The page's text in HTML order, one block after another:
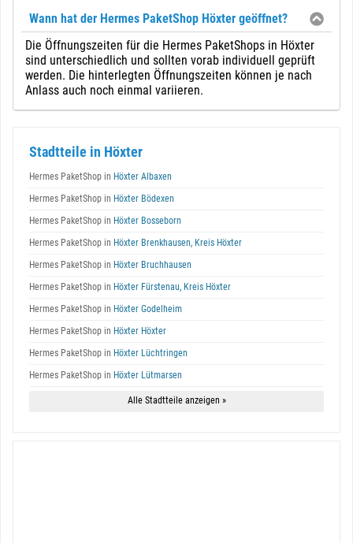
Wann hat der Hermes PaketShop Höxter geöffnet?
Die Öffnungszeiten für die Hermes PaketShops in Höxter
sind unterschiedlich und sollten vorab individuell geprüft
werden. Die hinterlegten Öffnungszeiten können je nach
Anlass auch noch einmal variieren.
Stadtteile in Höxter
Hermes PaketShop in Höxter Albaxen
Hermes PaketShop in Höxter Bödexen
Hermes PaketShop in Höxter Bosseborn
Hermes PaketShop in Höxter Brenkhausen, Kreis Höxter
Hermes PaketShop in Höxter Bruchhausen
Hermes PaketShop in Höxter Fürstenau, Kreis Höxter
Hermes PaketShop in Höxter Godelheim
Hermes PaketShop in Höxter Höxter
Hermes PaketShop in Höxter Lüchtringen
Hermes PaketShop in Höxter Lütmarsen
Alle Stadtteile anzeigen »